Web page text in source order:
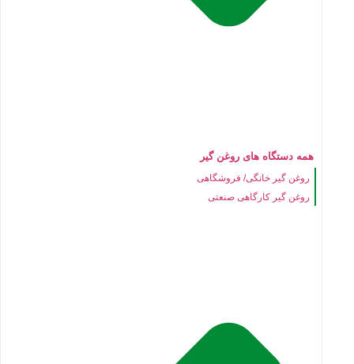
همه دستگاه های روغن گیر
روغن گیر خانگی/ فروشگاهی
روغن گیر کارگاهی صنعتی